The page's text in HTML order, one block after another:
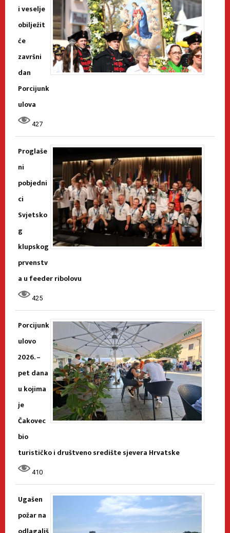
i veselje
obilježit
će
završni
dan
Porcijunk
ulova
427
Proglaše
ni
pobjedni
ci
Svjetsko
g
klupskog
prvenstv
a u feeder ribolovu
425
Porcijunk
ulovo
2026. –
pet dana
u kojima
je
Čakovec
bio
turističko i društveno središte sjevera Hrvatske
410
Ugašen
požar na